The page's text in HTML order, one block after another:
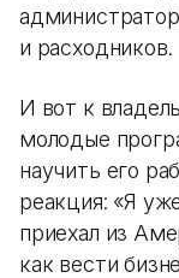
и расходников.
И вот к
молодые
научить его
реакция: «Я
приехал из
как вести